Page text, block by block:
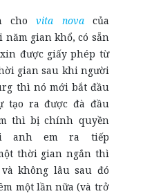
chovita nova của
năm gian khổ, có sẵn
được giấy phép từ
gian sau khi người
thì nó mới bắt đầu
tạo ra được đà đầu
thì bị chính quyền
anh em ra tiếp
thời gian ngắn thì
không lâu sau đó
một lần nữa (và trở